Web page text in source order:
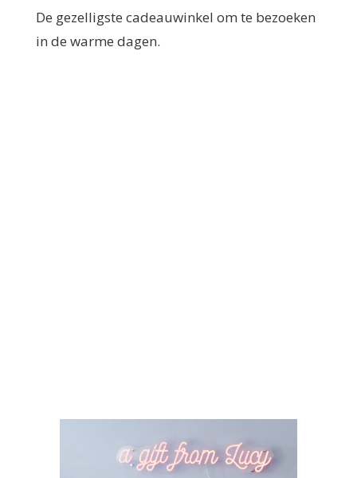
De gezelligste cadeauwinkel om te bezoeken
in de warme dagen.